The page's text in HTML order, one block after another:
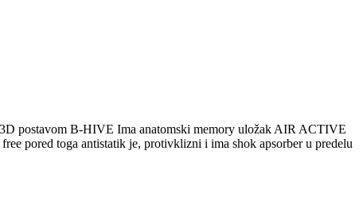
postavom B-HIVE Ima anatomski memory uložak AIR ACTIVE
pored toga antistatik je, protivklizni i ima shok apsorber u predelu